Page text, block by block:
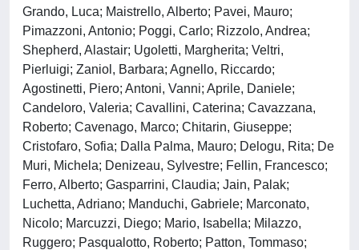
Grando, Luca; Maistrello, Alberto; Pavei, Mauro;
Pimazzoni, Antonio; Poggi, Carlo; Rizzolo, Andrea;
Shepherd, Alastair; Ugoletti, Margherita; Veltri,
Pierluigi; Zaniol, Barbara; Agnello, Riccardo;
Agostinetti, Piero; Antoni, Vanni; Aprile, Daniele;
Candeloro, Valeria; Cavallini, Caterina; Cavazzana,
Roberto; Cavenago, Marco; Chitarin, Giuseppe;
Cristofaro, Sofia; Dalla Palma, Mauro; Delogu, Rita; De
Muri, Michela; Denizeau, Sylvestre; Fellin, Francesco;
Ferro, Alberto; Gasparrini, Claudia; Jain, Palak;
Luchetta, Adriano; Manduchi, Gabriele; Marconato,
Nicolo; Marcuzzi, Diego; Mario, Isabella; Milazzo,
Ruggero; Pasqualotto, Roberto; Patton, Tommaso;